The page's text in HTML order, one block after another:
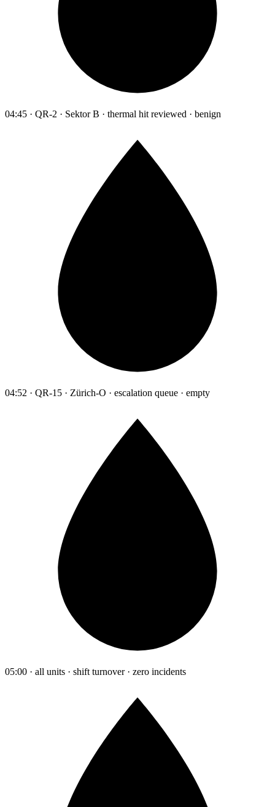
04:45 · QR-2 · Sektor B · thermal hit reviewed · benign
04:52 · QR-15 · Zürich-O · escalation queue · empty
05:00 · all units · shift turnover · zero incidents